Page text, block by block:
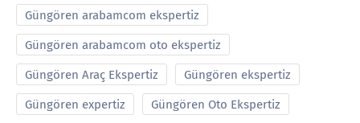
Güngören arabamcom ekspertiz
Güngören arabamcom oto ekspertiz
Güngören Araç Ekspertiz Güngören ekspertiz
Güngören expertiz Güngören Oto Ekspertiz